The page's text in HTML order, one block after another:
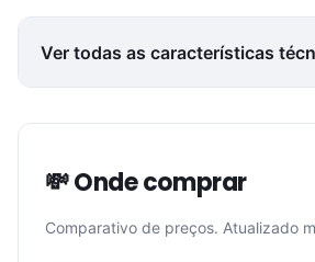
Ver todas as características
💸 Onde comprar
Comparativo de preços. Atualizado